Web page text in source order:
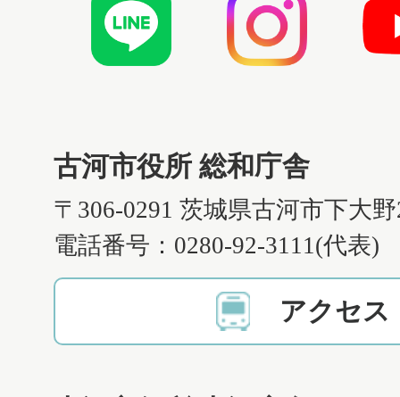
古河市役所 総和庁舎
〒306-0291 茨城県古河市下大
電話番号：0280-92-3111(代表)
アクセス